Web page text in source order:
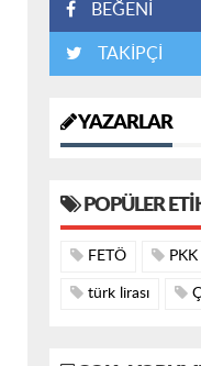
BEĞENİ
TAKİPÇİ
YAZARLAR
POPÜLER
FETÖ PKK
türk lirası